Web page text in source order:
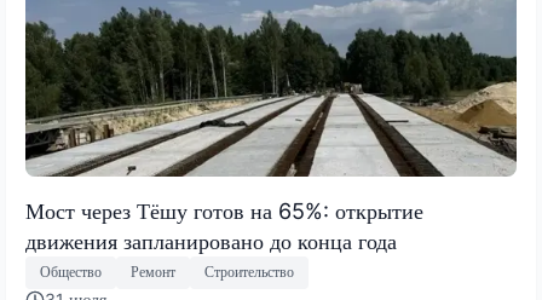
Мост через Тёшу готов на 65%: открытие
движения запланировано до конца года
Общество Ремонт Строительство